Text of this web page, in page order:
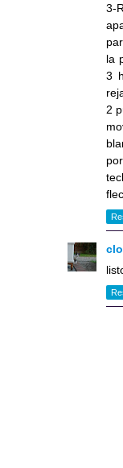
3-
la
3
2
clo